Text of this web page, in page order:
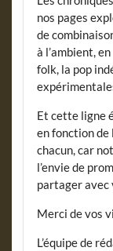
nos pages
de
à l’ambient,
folk, la pop
Et cette ligne
en fonction de
chacun, car
l’envie de
partager avec
Merci de vos
L’équipe de